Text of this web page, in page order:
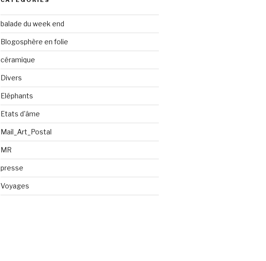
balade du week end
Blogosphère en folie
céramique
Divers
Eléphants
Etats d'âme
Mail_Art_Postal
MR
presse
Voyages